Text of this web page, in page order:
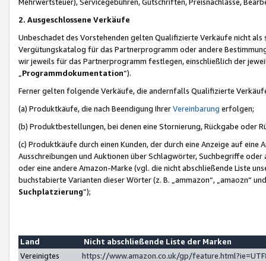
2. Ausgeschlossene Verkäufe
Unbeschadet des Vorstehenden gelten Qualifizierte Verkäufe nicht
Vergütungskatalog für das Partnerprogramm oder andere
wir jeweils für das Partnerprogramm festlegen, einschließlich der
Programmdokumentation“).
Ferner gelten folgende Verkäufe, die andernfalls Qualifizierte
(a) Produktkäufe, die nach Beendigung IhrerVereinbarung erfolgen;
(b) Produktbestellungen, bei denen eine Stornierung, Rückgabe oder
(c) Produktkäufe durch einen Kunden, der durch eine Anzeige auf
Ausschreibungen und Auktionen über Schlagwörter, Suchbegriffe
oder eine andere Amazon-Marke (vgl. die nicht abschließende Liste
buchstabierte Varianten dieser Wörter (z. B. „ammazon“, „amaozn“
Suchplatzierung”);
Land
Nicht abschließende Liste der Marken
Vereinigtes
https://www.amazon.co.uk/gp/